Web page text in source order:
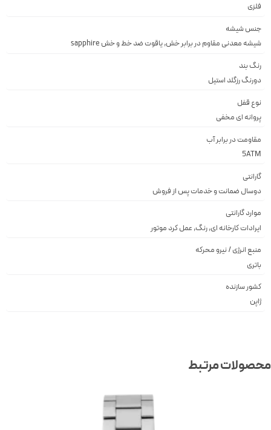
فلزى
جنس شیشه
شيشه معدنى مقاوم در برابر خش, ياقوت ضد خط و خش sapphire
رنگ بند
دورنگ رزگلد استيل
نوع قفل
پروانه اى مخفى
مقاومت در برابر آب
5ATM
گارانتی
دوسال ضمانت و خدمات پس از فروش
موارد گارانتی
ایرادات کارخانه ای, رنگ, عمل کرد موتور
منبع انرژی / نیرو محرکه
باتری
کشور سازنده
ژاپن
مرتبط